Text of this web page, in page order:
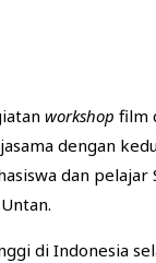
workshop film
dengan
dan pelajar
di Indonesia